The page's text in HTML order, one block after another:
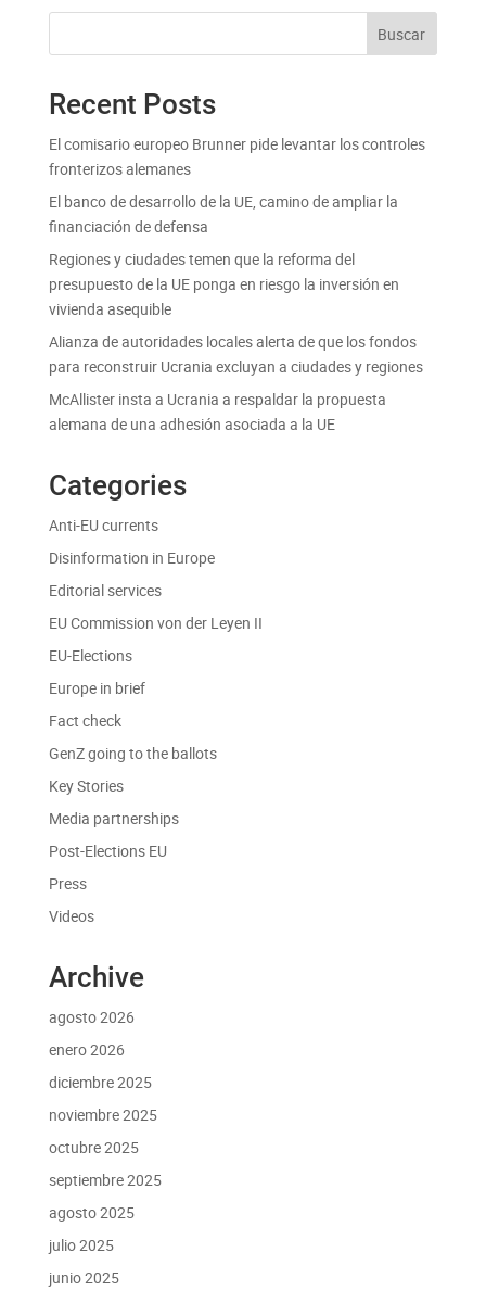
Buscar
Recent Posts
El comisario europeo Brunner pide levantar los controles
fronterizos alemanes
El banco de desarrollo de la UE, camino de ampliar la
financiación de defensa
Regiones y ciudades temen que la reforma del
presupuesto de la UE ponga en riesgo la inversión en
vivienda asequible
Alianza de autoridades locales alerta de que los fondos
para reconstruir Ucrania excluyan a ciudades y regiones
McAllister insta a Ucrania a respaldar la propuesta
alemana de una adhesión asociada a la UE
Categories
Anti-EU currents
Disinformation in Europe
Editorial services
EU Commission von der Leyen II
EU-Elections
Europe in brief
Fact check
GenZ going to the ballots
Key Stories
Media partnerships
Post-Elections EU
Press
Videos
Archive
agosto 2026
enero 2026
diciembre 2025
noviembre 2025
octubre 2025
septiembre 2025
agosto 2025
julio 2025
junio 2025